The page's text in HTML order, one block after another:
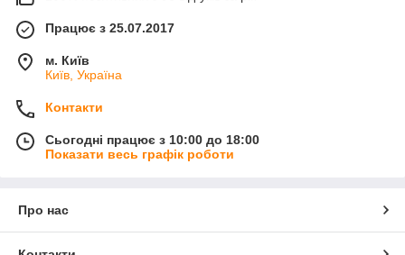
Працює з 25.07.2017
м. Київ
Київ, Україна
Контакти
Сьогодні працює з 10:00 до 18:00
Показати весь графік роботи
Про нас